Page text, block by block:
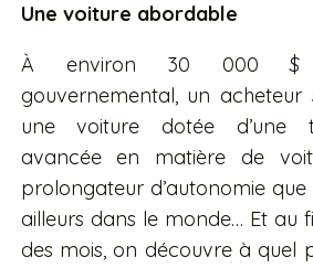
Une voiture abordable
À environ 30 000 $
gouvernemental, un
une voiture dotée d’une
avancée en matière de
prolongateur d’autonomie
ailleurs dans le monde… Et au
des mois, on découvre à quel